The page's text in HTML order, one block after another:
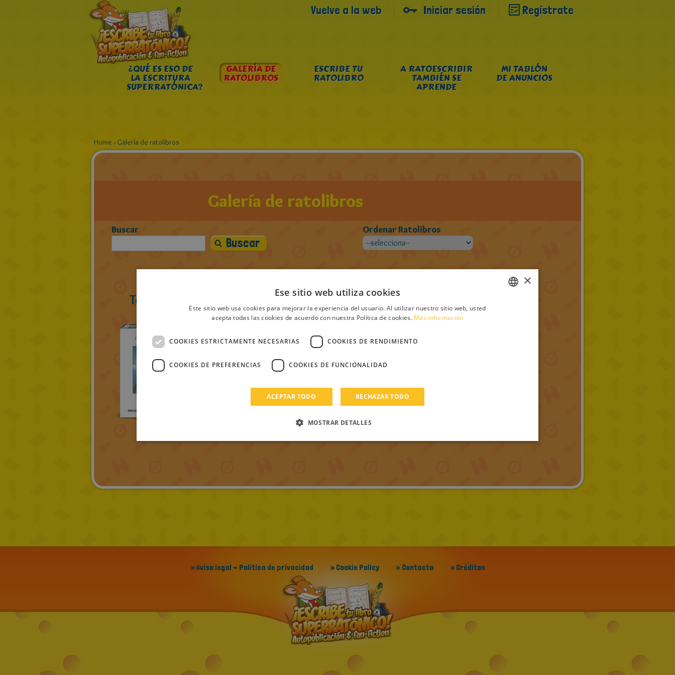
Vuelve a la web Iniciar sesión Regístrate
¿QUÉ ES ESO DE
LA ESCRITURA
SUPERRATÓNICA?
GALERÍA DE
RATOLIBROS
ESCRIBE TU
RATOLIBRO
A RATOESCRIBIR
TAMBIÉN SE
APRENDE
MI TABLÓN
DE ANUNCIOS
Home › Galería de ratolibros
Galería de ratolibros
Buscar Ordenar Ratolibros
Todos los ratolibros de Carmen-pirulina
» Aviso legal - Política de privacidad » Cookie Policy » Contacto » Créditos
TURKISH
×
Ese sitio web utiliza cookies
Este sitio web usa cookies para mejorar la experiencia del usuario. Al utilizar nuestro sitio web, usted
acepta todas las cookies de acuerdo con nuestra Política de cookies. Más información
COOKIES ESTRICTAMENTE NECESARIAS COOKIES DE RENDIMIENTO
COOKIES DE PREFERENCIAS COOKIES DE FUNCIONALIDAD
ACEPTAR TODO RECHAZAR TODO
MOSTRAR DETALLES